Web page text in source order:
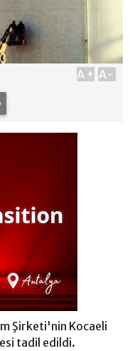
A+ A-
Şirketi'nin Kocaeli
tadil edildi.